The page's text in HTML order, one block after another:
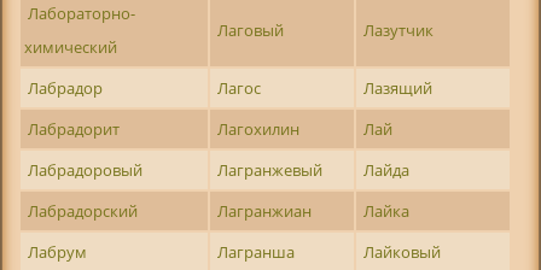
Лабораторно-
химический
Лаговый Лазутчик
Лабрадор Лагос
Лазящий
Лабрадорит
Лагохилин
Лай
Лабрадоровый
Лагранжевый
Лайда
Лабрадорский
Лагранжиан
Лайка
Лабрум
Лагранша
Лайковый